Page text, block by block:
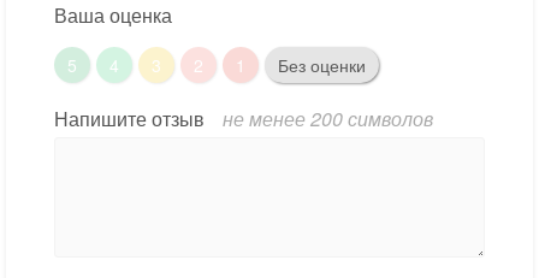
Ваша оценка
5 4 3 2 1 Без оценки
Напишите отзыв не менее 200 символов